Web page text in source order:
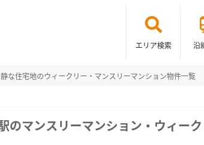
エリア検索 沿
な住宅地のウィークリー・マンスリーマンション物件一覧
のマンスリーマンション・ウィー